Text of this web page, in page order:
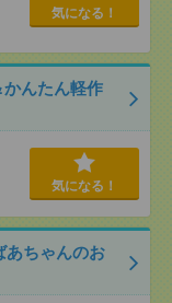
気になる！
んたん軽作
気になる！
あちゃんのお